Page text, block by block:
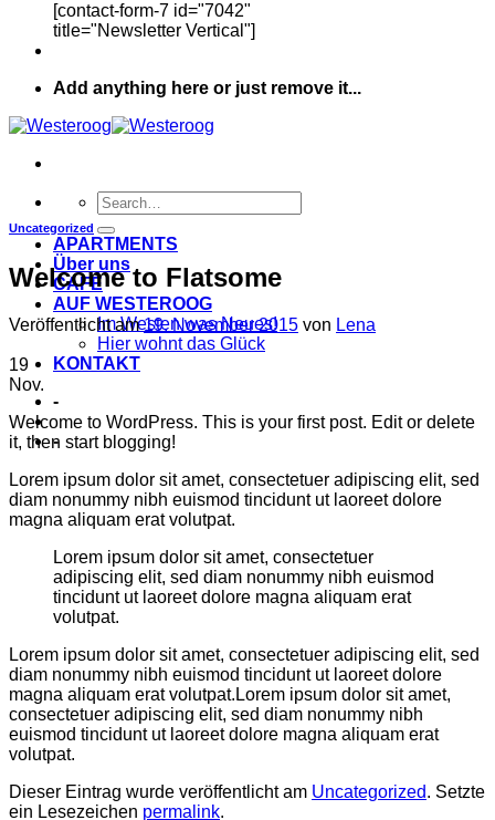
[contact-form-7 id="7042"
title="Newsletter Vertical"]
Add anything here or just remove it...
APARTMENTS
Über uns
CAFÉ
AUF WESTEROOG
Im Westen was Neues!
Hier wohnt das Glück
KONTAKT
-
-
Uncategorized
Welcome to Flatsome
Veröffentlicht am19. November 2015 von Lena
19
Nov.
Welcome to WordPress. This is your first post. Edit or delete
it, then start blogging!
Lorem ipsum dolor sit amet, consectetuer adipiscing elit, sed
diam nonummy nibh euismod tincidunt ut laoreet dolore
magna aliquam erat volutpat.
Lorem ipsum dolor sit amet, consectetuer
adipiscing elit, sed diam nonummy nibh euismod
tincidunt ut laoreet dolore magna aliquam erat
volutpat.
Lorem ipsum dolor sit amet, consectetuer adipiscing elit, sed
diam nonummy nibh euismod tincidunt ut laoreet dolore
magna aliquam erat volutpat.Lorem ipsum dolor sit amet,
consectetuer adipiscing elit, sed diam nonummy nibh
euismod tincidunt ut laoreet dolore magna aliquam erat
volutpat.
Dieser Eintrag wurde veröffentlicht am Uncategorized. Setzte
ein Lesezeichen permalink.